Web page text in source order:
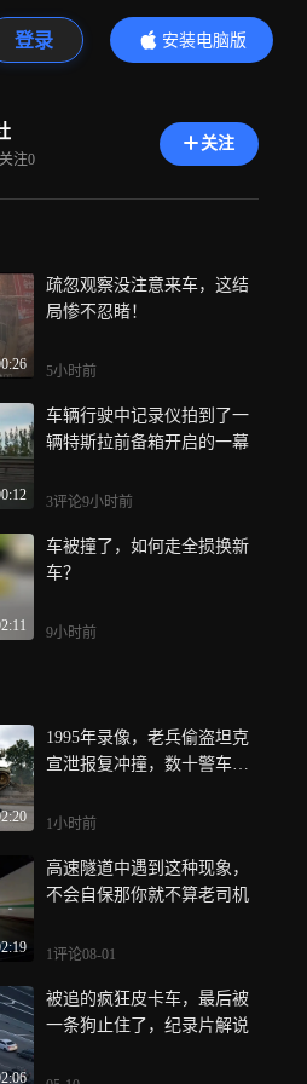
登录
安装电脑版
内容更精彩
关注0
关注
疏忽观察没注意来车，这结
局惨不忍睹！
5小时前
车辆行驶中记录仪拍到了一
辆特斯拉前备箱开启的一幕
3评论9小时前
车被撞了，如何走全损换新
车？
9小时前
1995年录像，老兵偷盗坦克
宣泄报复冲撞，数十警车围
1小时前
高速隧道中遇到这种现象，
不会自保那你就不算老司机
1评论08-01
被追的疯狂皮卡车，最后被
一条狗止住了，纪录片解说